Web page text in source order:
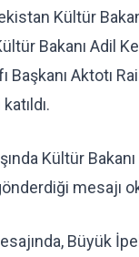
Kültür
Bakanı Adil
Başkanı Aktotı
Kültür
mesajı
Büyük